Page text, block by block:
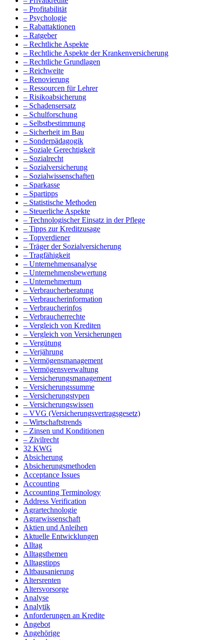
– Profitabilität
– Psychologie
– Rabattaktionen
– Ratgeber
– Rechtliche Aspekte
– Rechtliche Aspekte der Krankenversicherung
– Rechtliche Grundlagen
– Reichweite
– Renovierung
– Ressourcen für Lehrer
– Risikoabsicherung
– Schadensersatz
– Schulforschung
– Selbstbestimmung
– Sicherheit im Bau
– Sonderpädagogik
– Soziale Gerechtigkeit
– Sozialrecht
– Sozialversicherung
– Sozialwissenschaften
– Sparkasse
– Spartipps
– Statistische Methoden
– Steuerliche Aspekte
– Technologischer Einsatz in der Pflege
– Tipps zur Kreditzusage
– Topverdiener
– Träger der Sozialversicherung
– Tragfähigkeit
– Unternehmensanalyse
– Unternehmensbewertung
– Unternehmertum
– Verbraucherberatung
– Verbraucherinformation
– Verbraucherinfos
– Verbraucherrechte
– Vergleich von Krediten
– Vergleich von Versicherungen
– Vergütung
– Verjährung
– Vermögensmanagement
– Vermögensverwaltung
– Versicherungsmanagement
– Versicherungssumme
– Versicherungstypen
– Versicherungswissen
– VVG (Versicherungsvertragsgesetz)
– Wirtschaftstrends
– Zinsen und Konditionen
– Zivilrecht
32 KWG
Absicherung
Absicherungsmethoden
Acceptance Issues
Accounting
Accounting Terminology
Address Verification
Agrartechnologie
Agrarwissenschaft
Aktien und Anleihen
Aktuelle Entwicklungen
Alltag
Alltagsthemen
Alltagstipps
Altbausanierung
Altersrenten
Altersvorsorge
Analyse
Analytik
Anforderungen an Kredite
Angebot
Angehörige